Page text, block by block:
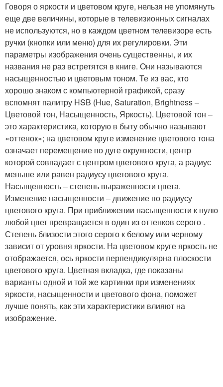
Говоря о яркости и цветовом круге, нельзя не упомянуть
еще две величины, которые в телевизионных сигналах
не используются, но в каждом цветном телевизоре есть
ручки (кнопки или меню) для их регулировки. Эти
параметры изображения очень существенны, и их
названия не раз встретятся в книге. Они называются
насыщенностью и цветовым тоном. Те из вас, кто
хорошо знаком с компьютерной графикой, сразу
вспомнят палитру HSB (Hue, Saturation, Brightness –
Цветовой тон, Насыщенность, Яркость). Цветовой тон –
это характеристика, которую в быту обычно называют
«оттенок»; на цветовом круге изменение цветового тона
означает перемещение по дуге окружности, центр
которой совпадает с центром цветового круга, а радиус
меньше или равен радиусу цветового круга.
Насыщенность – степень выраженности цвета.
Изменение насыщенности – движение по радиусу
цветового круга. При приближении насыщенности к нулю
любой цвет превращается в один из оттенков серого .
Степень близости этого серого к белому или черному
зависит от уровня яркости. На цветовом круге яркость не
отображается, ось яркости перпендикулярна плоскости
цветового круга. Цветная вкладка, где показаны
варианты одной и той же картинки при изменениях
яркости, насыщенности и цветового фона, поможет
лучше понять, как эти характеристики влияют на
изображение.